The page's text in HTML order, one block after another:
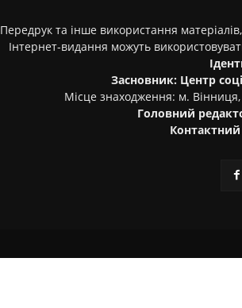
Передрук та інше використання
Інтернет-видання можуть
Засновник: Центр
Місце знаходження: м.
Головний